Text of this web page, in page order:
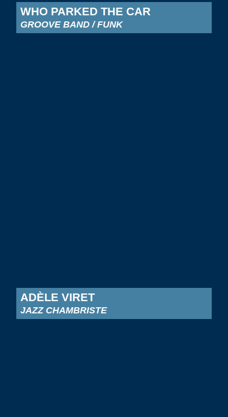
WHO PARKED THE CAR
GROOVE BAND / FUNK
ADÈLE VIRET
JAZZ CHAMBRISTE